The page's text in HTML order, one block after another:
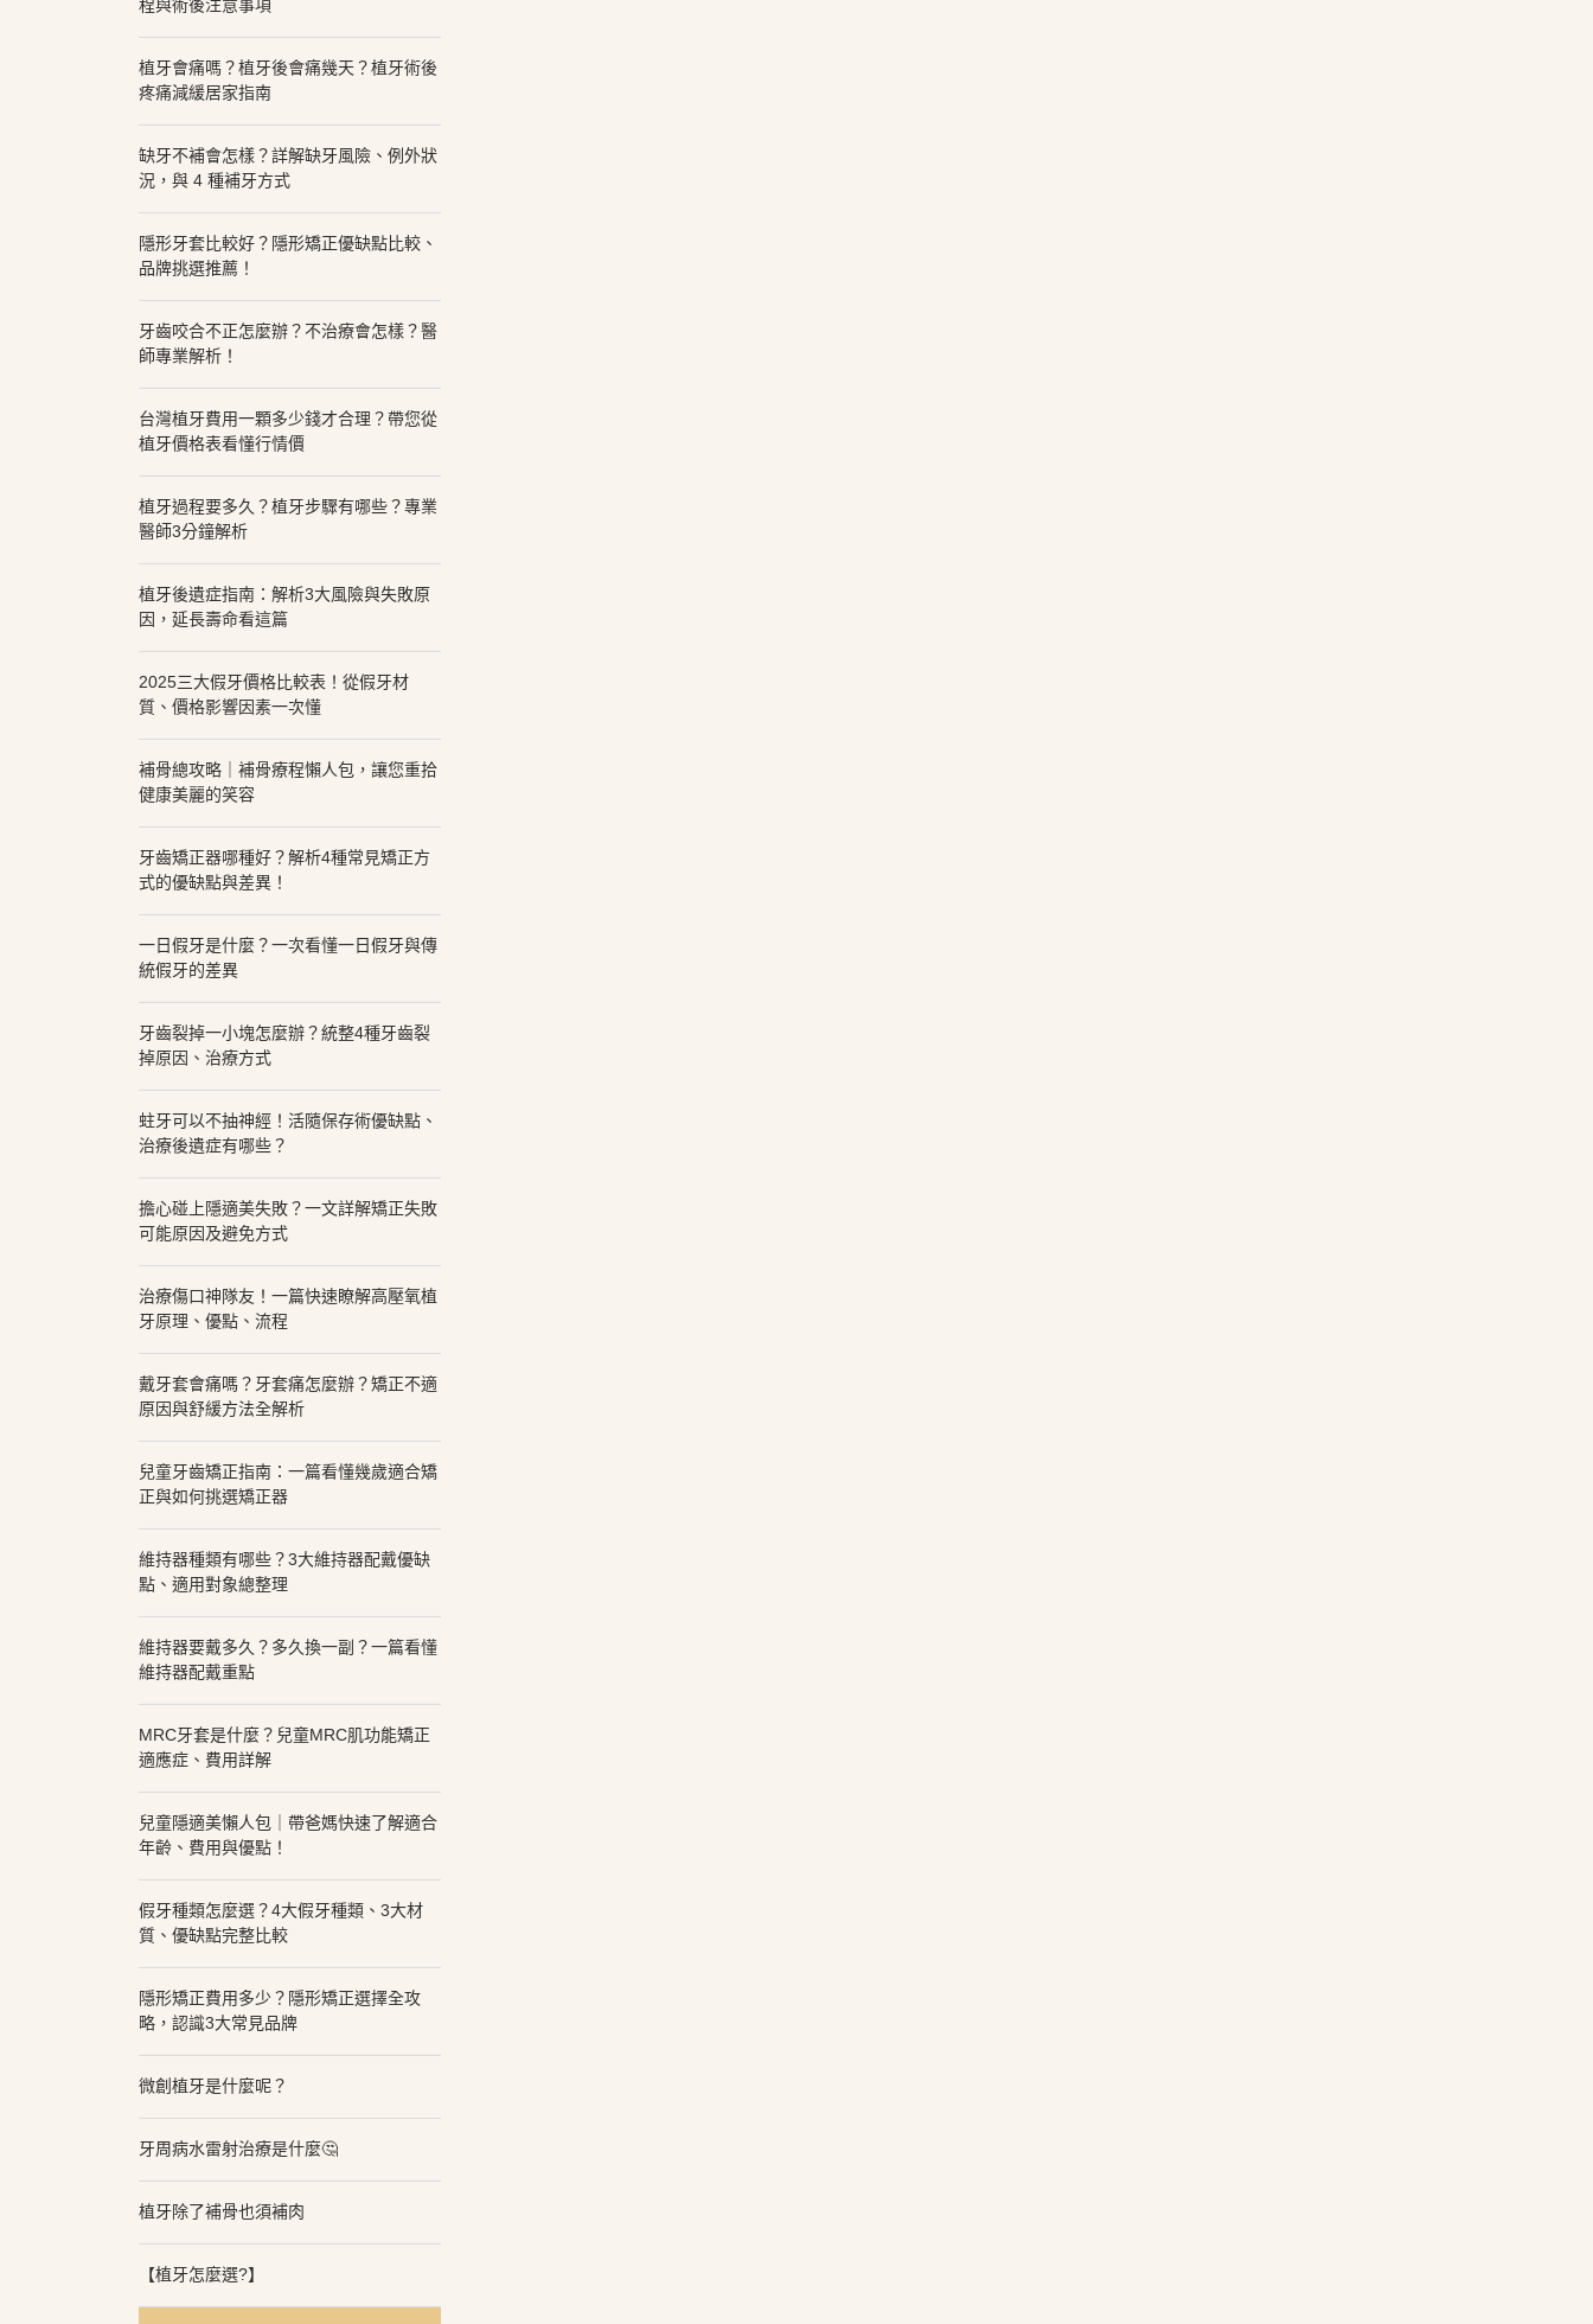
程與術後注意事項
植牙會痛嗎？植牙後會痛幾天？植牙術後
疼痛減緩居家指南
缺牙不補會怎樣？詳解缺牙風險、例外狀
況，與 4 種補牙方式
隱形牙套比較好？隱形矯正優缺點比較、
品牌挑選推薦！
牙齒咬合不正怎麼辦？不治療會怎樣？醫
師專業解析！
台灣植牙費用一顆多少錢才合理？帶您從
植牙價格表看懂行情價
植牙過程要多久？植牙步驟有哪些？專業
醫師3分鐘解析
植牙後遺症指南：解析3大風險與失敗原
因，延長壽命看這篇
2025三大假牙價格比較表！從假牙材
質、價格影響因素一次懂
補骨總攻略｜補骨療程懶人包，讓您重拾
健康美麗的笑容
牙齒矯正器哪種好？解析4種常見矯正方
式的優缺點與差異！
一日假牙是什麼？一次看懂一日假牙與傳
統假牙的差異
牙齒裂掉一小塊怎麼辦？統整4種牙齒裂
掉原因、治療方式
蛀牙可以不抽神經！活隨保存術優缺點、
治療後遺症有哪些？
擔心碰上隱適美失敗？一文詳解矯正失敗
可能原因及避免方式
治療傷口神隊友！一篇快速瞭解高壓氧植
牙原理、優點、流程
戴牙套會痛嗎？牙套痛怎麼辦？矯正不適
原因與舒緩方法全解析
兒童牙齒矯正指南：一篇看懂幾歲適合矯
正與如何挑選矯正器
維持器種類有哪些？3大維持器配戴優缺
點、適用對象總整理
維持器要戴多久？多久換一副？一篇看懂
維持器配戴重點
MRC牙套是什麼？兒童MRC肌功能矯正
適應症、費用詳解
兒童隱適美懶人包｜帶爸媽快速了解適合
年齡、費用與優點！
假牙種類怎麼選？4大假牙種類、3大材
質、優缺點完整比較
隱形矯正費用多少？隱形矯正選擇全攻
略，認識3大常見品牌
微創植牙是什麼呢？
牙周病水雷射治療是什麼🤔
植牙除了補骨也須補肉
【植牙怎麼選?】